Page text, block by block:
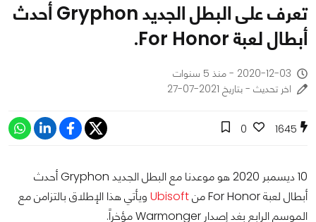
تعرف على البطل الجديد Gryphon أحدث
أبطال لعبة For Honor.
2020-12-03 - منذ 5 سنوات
اخر تحديث - بتاريخ 2021-07-27
1645
0
10 ديسمبر 2020 هو موعدنا مع البطل الجديد Gryphon أحدث
أبطال لعبة For Honor من
Ubisoft ويأتي هذا الإطلاق بالتزامن مع
الموسم الرابع بغد إصدار Warmonger مؤخراً.